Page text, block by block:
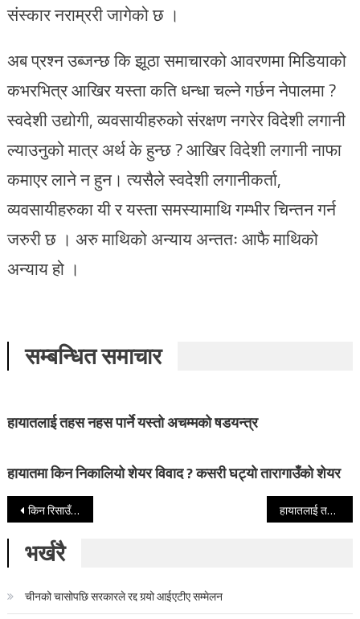
संस्कार नराम्ररी जागेको छ ।
अब प्रश्न उब्जन्छ कि झूठा समाचारको आवरणमा मिडियाको
कभरभित्र आखिर यस्ता कति धन्धा चल्ने गर्छन नेपालमा ?
स्वदेशी उद्योगी, व्यवसायीहरुको संरक्षण नगरेर विदेशी लगानी
ल्याउनुको मात्र अर्थ के हुन्छ ? आखिर विदेशी लगानी नाफा
कमाएर लाने न हुन। त्यसैले स्वदेशी लगानीकर्ता,
व्यवसायीहरुका यी र यस्ता समस्यामाथि गम्भीर चिन्तन गर्न
जरुरी छ । अरु माथिको अन्याय अन्ततः आफै माथिको
अन्याय हो ।
सम्बन्धित समाचार
हायातलाई तहस नहस पार्ने यस्तो अचम्मको षडयन्त्र
हायातमा किन निकालियो शेयर विवाद ? कसरी घट्यो तारागाउँको शेयर
Post navigation
किन रिसाउँछन प्रधानमन्त्री र सञ्चारमन्त्री ? भ्रष्टाचार र रिसको स्रोतमाथि आहुतीको सटिक प्रहार हायातलाई तहस नहस पार्ने यस्तो अचम्मको षडयन्त्र
भर्खरै
चीनको चासोपछि सरकारले रद्द गर्‍यो आईएटीए सम्मेलन